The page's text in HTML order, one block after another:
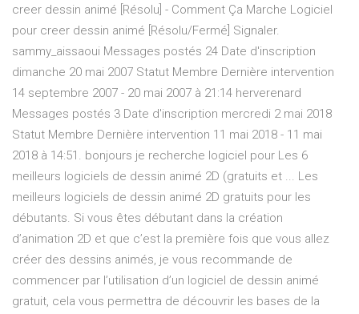
creer dessin animé [Résolu] - Comment Ça Marche Logiciel
pour creer dessin animé [Résolu/Fermé] Signaler.
sammy_aissaoui Messages postés 24 Date d'inscription
dimanche 20 mai 2007 Statut Membre Dernière intervention
14 septembre 2007 - 20 mai 2007 à 21:14 herverenard
Messages postés 3 Date d'inscription mercredi 2 mai 2018
Statut Membre Dernière intervention 11 mai 2018 - 11 mai
2018 à 14:51. bonjours je recherche logiciel pour Les 6
meilleurs logiciels de dessin animé 2D (gratuits et ... Les
meilleurs logiciels de dessin animé 2D gratuits pour les
débutants. Si vous êtes débutant dans la création
d’animation 2D et que c’est la première fois que vous allez
créer des dessins animés, je vous recommande de
commencer par l’utilisation d’un logiciel de dessin animé
gratuit, cela vous permettra de découvrir les bases de la